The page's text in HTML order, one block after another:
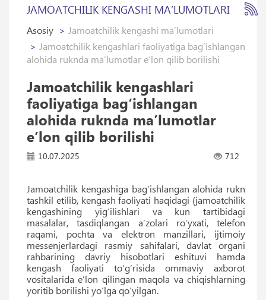
JAMOATCHILIK KENGASHI MAʼLUMOTLARI
Asosiy
Jamoatchilik kengashi maʼlumotlari
Jamoatchilik kengashlari faoliyatiga bag‘ishlangan
alohida ruknda maʼlumotlar eʼlon qilib borilishi
Jamoatchilik kengashlari
faoliyatiga bag‘ishlangan
alohida ruknda maʼlumotlar
eʼlon qilib borilishi
10.07.2025 712
Jamoatchilik kengashiga bag‘ishlangan alohida rukn
tashkil etilib, kengash faoliyati haqidagi (jamoatchilik
kengashining yig‘ilishlari va kun tartibidagi
masalalar, tasdiqlangan aʼzolari ro‘yxati, telefon
raqami, pochta va elektron manzillari, ijtimoiy
messenjerlardagi rasmiy sahifalari, davlat organi
rahbarining davriy hisobotlari eshituvi hamda
kengash faoliyati to‘g‘risida ommaviy axborot
vositalarida eʼlon qilingan maqola va chiqishlarning
yoritib borilishi yo‘lga qo‘yilgan.